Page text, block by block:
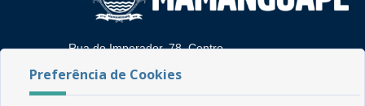
Rua do Imperador, 78, Centro
Fone: (83) 3292-2246
Email: comunicacao@mamanguape.pb.gov.br
Preferência de Cookies